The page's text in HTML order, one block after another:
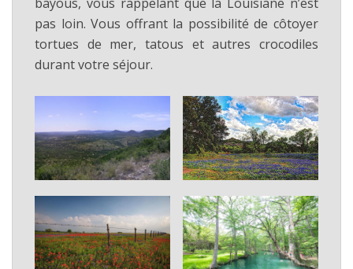
pas loin. Vous offrant la possibilité de côtoyer
tortues de mer, tatous et autres crocodiles
durant votre séjour.